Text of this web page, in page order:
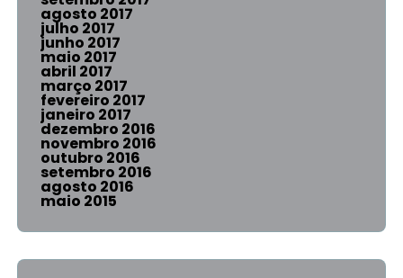
agosto 2017
julho 2017
junho 2017
maio 2017
abril 2017
março 2017
fevereiro 2017
janeiro 2017
dezembro 2016
novembro 2016
outubro 2016
setembro 2016
agosto 2016
maio 2015